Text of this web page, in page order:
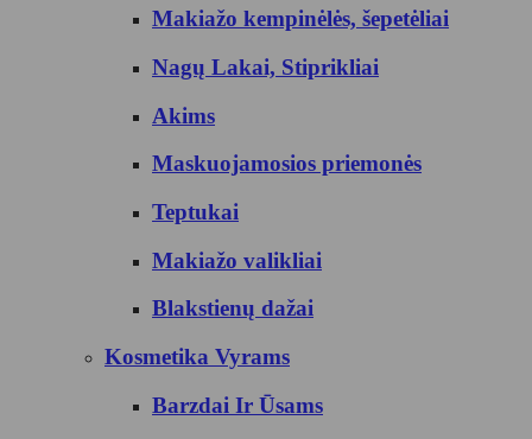
Makiažo kempinėlės, šepetėliai
Nagų Lakai, Stiprikliai
Akims
Maskuojamosios priemonės
Teptukai
Makiažo valikliai
Blakstienų dažai
Kosmetika Vyrams
Barzdai Ir Ūsams